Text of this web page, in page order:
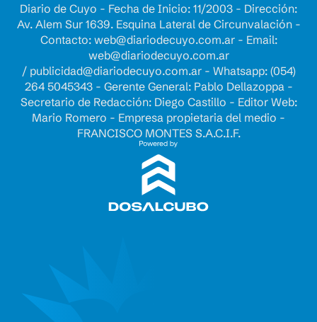
Diario de Cuyo - Fecha de Inicio: 11/2003 - Dirección:
Av. Alem Sur 1639. Esquina Lateral de Circunvalación -
Contacto: web@diariodecuyo.com.ar- Email:
web@diariodecuyo.com.ar
/ publicidad@diariodecuyo.com.ar- Whatsapp: (054)
264 5045343 - Gerente General: Pablo Dellazoppa -
Secretario de Redacción: Diego Castillo - Editor Web:
Mario Romero - Empresa propietaria del medio -
FRANCISCO MONTES S.A.C.I.F.